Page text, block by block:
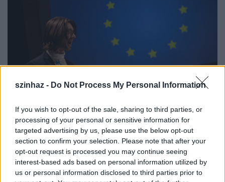
szinhaz - Do Not Process My Personal Information
If you wish to opt-out of the sale, sharing to third parties, or
processing of your personal or sensitive information for
targeted advertising by us, please use the below opt-out
section to confirm your selection. Please note that after your
opt-out request is processed you may continue seeing
interest-based ads based on personal information utilized by
us or personal information disclosed to third parties prior to
Forrás: STEREO AKT
Erről készít részvételi színházi előadását a STEREO
AKT csapata Boross Martin rendezésében. Az
előadók - Borsos Luca, Göndör László, Julia